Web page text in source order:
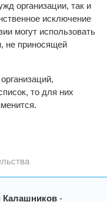
организации, так и
исключение
могут использовать
не приносящей
то для них
Калашников -